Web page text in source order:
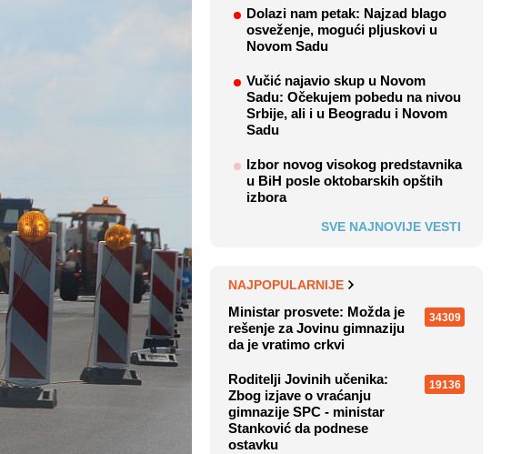
Dolazi nam petak: Najzad blago
osveženje, mogući pljuskovi u
Novom Sadu
Vučić najavio skup u Novom
Sadu: Očekujem pobedu na nivou
Srbije, ali i u Beogradu i Novom
Sadu
Izbor novog visokog predstavnika
u BiH posle oktobarskih opštih
izbora
SVE NAJNOVIJE VESTI
NAJPOPULARNIJE
Ministar prosvete: Možda je
rešenje za Jovinu gimnaziju
da je vratimo crkvi
34309
Roditelji Jovinih učenika:
Zbog izjave o vraćanju
gimnazije SPC - ministar
Stanković da podnese
ostavku
19136